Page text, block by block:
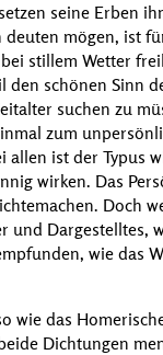
seine Erben
deuten mögen, ist
stillem Wetter
schönen Sinn
suchen zu
zum
ist der Typus
wirken. Das
Doch
und Dargestelltes,
wie das
wie das
Dichtungen